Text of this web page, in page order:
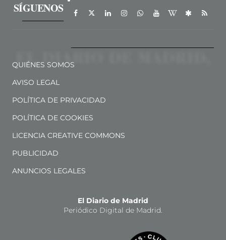
SÍGUENOS
QUIÉNES SOMOS
AVISO LEGAL
POLÍTICA DE PRIVACIDAD
POLÍTICA DE COOKIES
LICENCIA CREATIVE COMMONS
PUBLICIDAD
ANUNCIOS LEGALES
El Diario de Madrid
Periódico Digital de Madrid.